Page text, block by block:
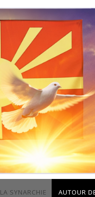
LA SYNARCHIE AUTOUR